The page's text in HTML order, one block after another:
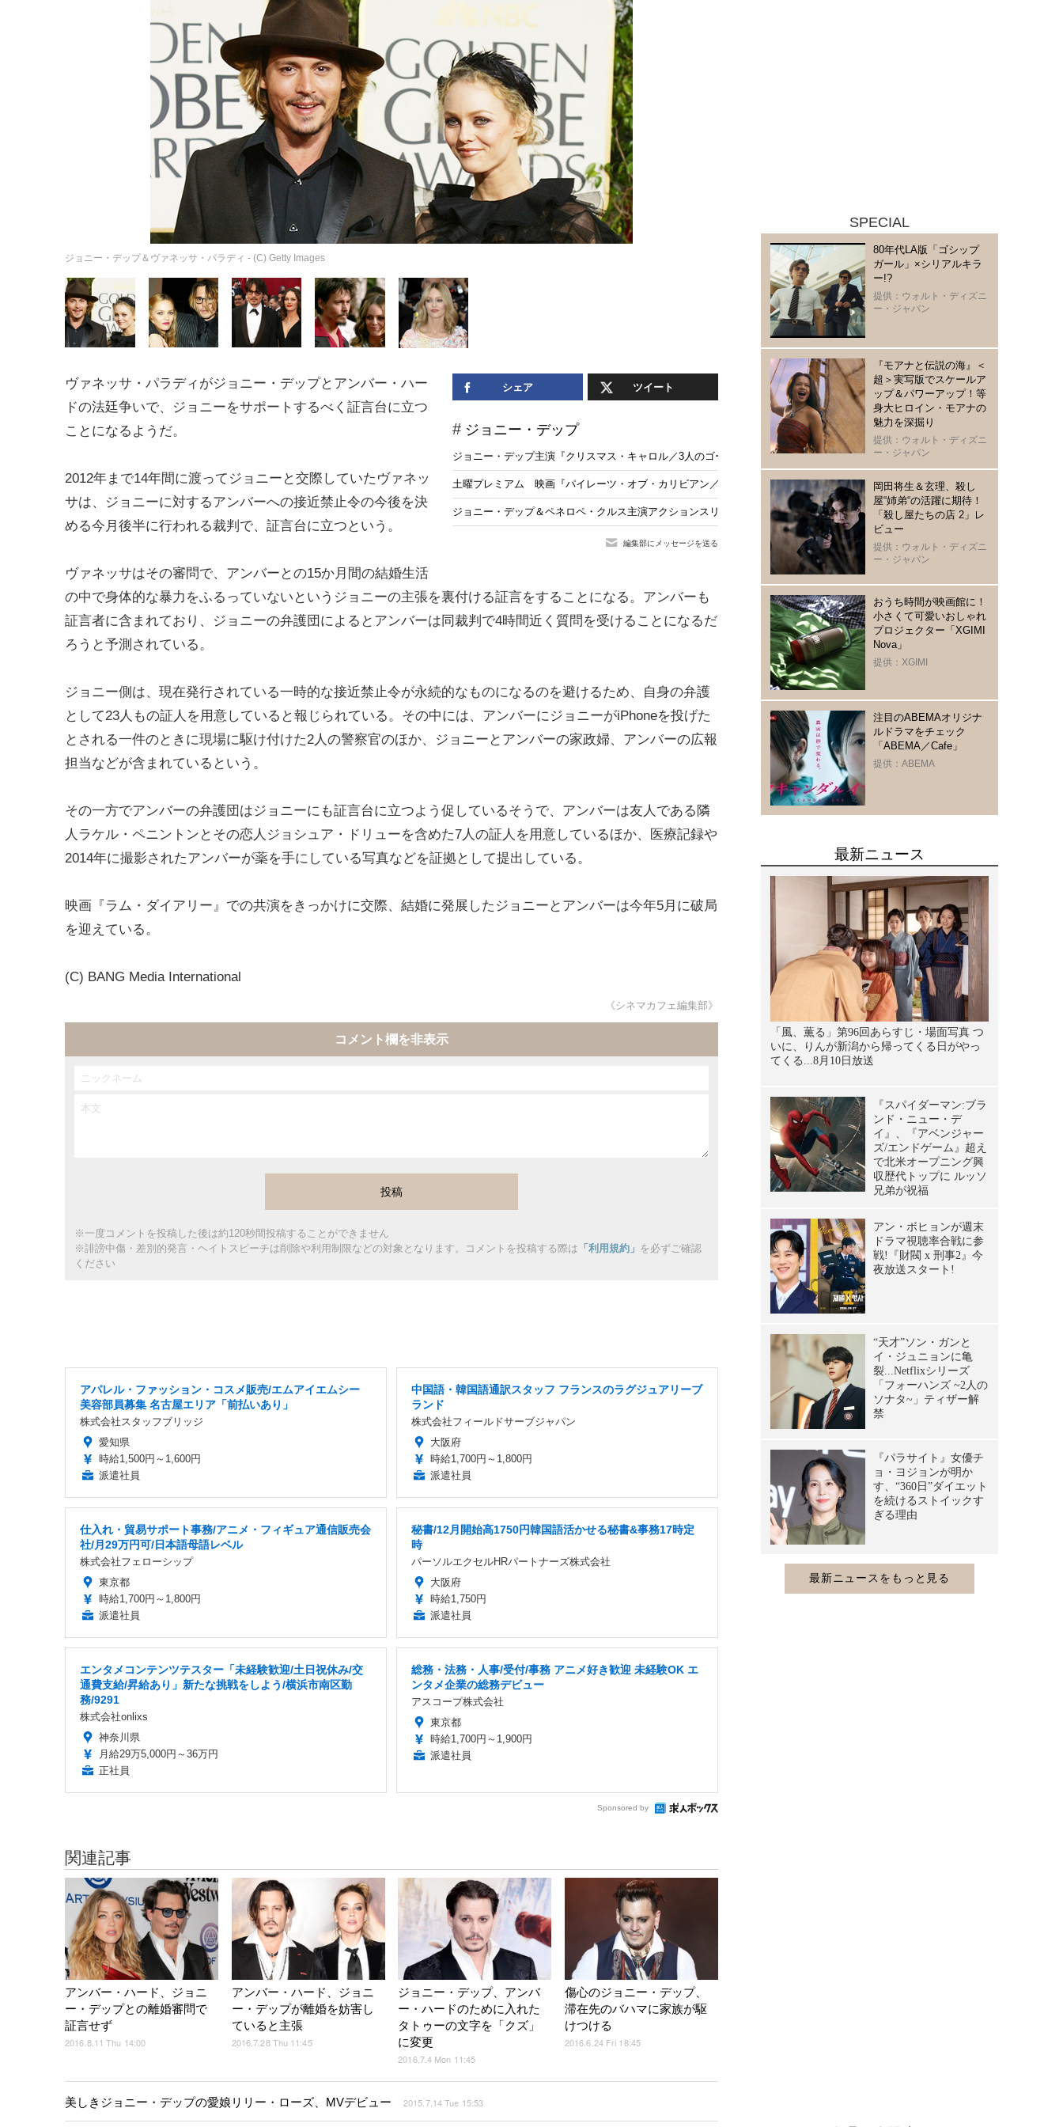
ジョニー・デップ＆ヴァネッサ・パラディ - (C) Getty Images
シェア ツイート
ジョニー・デップ
ジョニー・デップ主演『クリスマス・キャロル／3人のゴーストたち』11月13日公開決定
土曜プレミアム 映画『パイレーツ・オブ・カリビアン／呪われた海賊たち』あらすじ＆キャストまとめ【7月18日21時放送】
ジョニー・デップ＆ペネロペ・クルス主演アクションスリラー『Day Drinker』、2027年3月26日全米公開
編集部にメッセージを送る
ヴァネッサ・パラディがジョニー・デップとアンバー・ハー
ドの法廷争いで、ジョニーをサポートするべく証言台に立つ
ことになるようだ。
2012年まで14年間に渡ってジョニーと交際していたヴァネッ
サは、ジョニーに対するアンバーへの接近禁止令の今後を決
める今月後半に行われる裁判で、証言台に立つという。
ヴァネッサはその審問で、アンバーとの15か月間の結婚生活
の中で身体的な暴力をふるっていないというジョニーの主張を裏付ける証言をすることになる。アンバーも
証言者に含まれており、ジョニーの弁護団によるとアンバーは同裁判で4時間近く質問を受けることになるだ
ろうと予測されている。
ジョニー側は、現在発行されている一時的な接近禁止令が永続的なものになるのを避けるため、自身の弁護
として23人もの証人を用意していると報じられている。その中には、アンバーにジョニーがiPhoneを投げた
とされる一件のときに現場に駆け付けた2人の警察官のほか、ジョニーとアンバーの家政婦、アンバーの広報
担当などが含まれているという。
その一方でアンバーの弁護団はジョニーにも証言台に立つよう促しているそうで、アンバーは友人である隣
人ラケル・ペニントンとその恋人ジョシュア・ドリューを含めた7人の証人を用意しているほか、医療記録や
2014年に撮影されたアンバーが薬を手にしている写真などを証拠として提出している。
映画『ラム・ダイアリー』での共演をきっかけに交際、結婚に発展したジョニーとアンバーは今年5月に破局
を迎えている。
(C) BANG Media International
《シネマカフェ編集部》
コメント欄を非表示
※一度コメントを投稿した後は約120秒間投稿することができません
※誹謗中傷・差別的発言・ヘイトスピーチは削除や利用制限などの対象となります。コメントを投稿する際は 「利用規約」 を必ずご確認
ください
アパレル・ファッション・コスメ販売/エムアイエムシー
美容部員募集 名古屋エリア「前払いあり」
株式会社スタッフブリッジ
愛知県
時給1,500円～1,600円
派遣社員
中国語・韓国語通訳スタッフ フランスのラグジュアリーブ
ランド
株式会社フィールドサーブジャパン
大阪府
時給1,700円～1,800円
派遣社員
仕入れ・貿易サポート事務/アニメ・フィギュア通信販売会
社/月29万円可/日本語母語レベル
株式会社フェローシップ
東京都
時給1,700円～1,800円
派遣社員
秘書/12月開始高1750円韓国語活かせる秘書&事務17時定
時
パーソルエクセルHRパートナーズ株式会社
大阪府
時給1,750円
派遣社員
エンタメコンテンツテスター「未経験歓迎/土日祝休み/交
通費支給/昇給あり」新たな挑戦をしよう/横浜市南区勤
務/9291
株式会社onlixs
神奈川県
月給29万5,000円～36万円
正社員
総務・法務・人事/受付/事務 アニメ好き歓迎 未経験OK エ
ンタメ企業の総務デビュー
アスコープ株式会社
東京都
時給1,700円～1,900円
派遣社員
Sponsored by
関連記事
アンバー・ハード、ジョニ
ー・デップとの離婚審問で
証言せず
2016.8.11 Thu 14:00
アンバー・ハード、ジョニ
ー・デップが離婚を妨害し
ていると主張
2016.7.28 Thu 11:45
ジョニー・デップ、アンバ
ー・ハードのために入れた
タトゥーの文字を「クズ」
に変更
2016.7.4 Mon 11:45
傷心のジョニー・デップ、
滞在先のバハマに家族が駆
けつける
2016.6.24 Fri 18:45
美しきジョニー・デップの愛娘リリー・ローズ、MVデビュー 2015.7.14 Tue 15:53
SPECIAL
80年代LA版「ゴシップ
ガール」×シリアルキラ
ー!?
提供：ウォルト・ディズニ
ー・ジャパン
『モアナと伝説の海』＜
超＞実写版でスケールア
ップ＆パワーアップ！等
身大ヒロイン・モアナの
魅力を深掘り
提供：ウォルト・ディズニ
ー・ジャパン
岡田将生＆玄理、殺し
屋“姉弟“の活躍に期待！
「殺し屋たちの店 2」レ
ビュー
提供：ウォルト・ディズニ
ー・ジャパン
おうち時間が映画館に！
小さくて可愛いおしゃれ
プロジェクター「XGIMI
Nova」
提供：XGIMI
注目のABEMAオリジナ
ルドラマをチェック
「ABEMA／Cafe」
提供：ABEMA